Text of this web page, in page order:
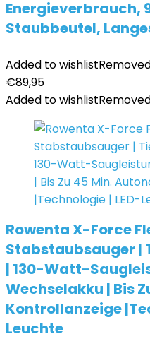
Energieverbrauch,
Staubbeutel,
Added to wishlist
€89,95
Added to wishlist
Rowenta X-Force
Stabstaubsauger |
| 130-Watt-
Wechselakku | Bis
Kontrollanzeige
Leuchte